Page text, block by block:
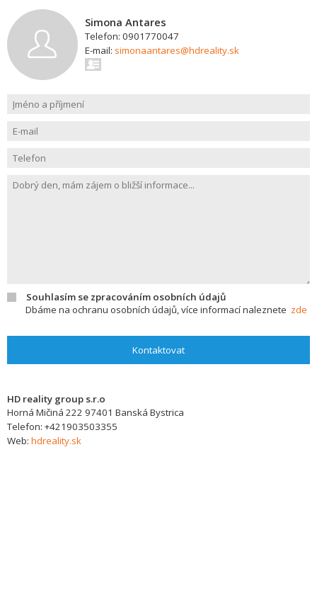
Simona Antares
Telefon: 0901770047
E-mail: simonaantares@hdreality.sk
Souhlasím se zpracováním osobních údajů
Dbáme na ochranu osobních údajů, více informací naleznete zde
Kontaktovat
HD reality group s.r.o
Horná Mičiná 222 97401 Banská Bystrica
Telefon: +421903503355
Web: hdreality.sk